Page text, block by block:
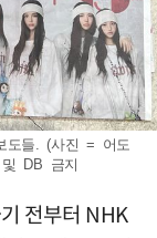
도들. (사진 = 어도
DB 금지
전부터 NHK